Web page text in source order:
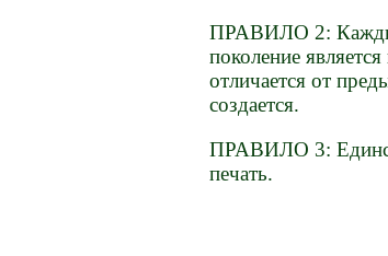
ПРАВИЛО 2:
поколение
отличается от
создается.
ПРАВИЛО 3:
печать.